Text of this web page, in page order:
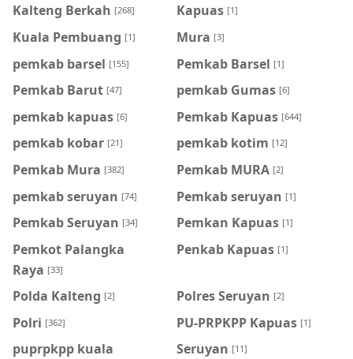
Kalteng Berkah [268] Kapuas [1]
Kuala Pembuang [1] Mura [3]
pemkab barsel [155] Pemkab Barsel [1]
Pemkab Barut [47] pemkab Gumas [6]
pemkab kapuas [6] Pemkab Kapuas [644]
pemkab kobar [21] pemkab kotim [12]
Pemkab Mura [382] Pemkab MURA [2]
pemkab seruyan [74] Pemkab seruyan [1]
Pemkab Seruyan [34] Pemkan Kapuas [1]
Pemkot Palangka
Raya [33]
Penkab Kapuas [1]
Polda Kalteng [2] Polres Seruyan [2]
Polri [362] PU-PRPKPP Kapuas [1]
puprpkpp kuala
Seruyan [11]